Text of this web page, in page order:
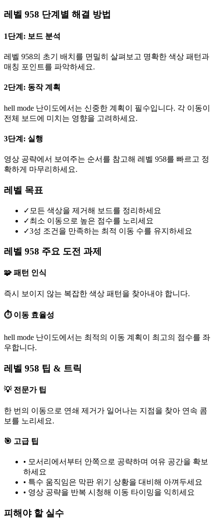
레벨 958 단계별 해결 방법
1단계: 보드 분석
레벨 958의 초기 배치를 면밀히 살펴보고 명확한 색상 패턴과
매칭 포인트를 파악하세요.
2단계: 동작 계획
hell mode 난이도에서는 신중한 계획이 필수입니다. 각 이동이
전체 보드에 미치는 영향을 고려하세요.
3단계: 실행
영상 공략에서 보여주는 순서를 참고해 레벨 958를 빠르고 정
확하게 마무리하세요.
레벨 목표
✓ 모든 색상을 제거해 보드를 정리하세요
✓최소 이동으로 높은 점수를 노리세요
✓3성 조건을 만족하는 최적 이동 수를 유지하세요
레벨 958 주요 도전 과제
🧩 패턴 인식
즉시 보이지 않는 복잡한 색상 패턴을 찾아내야 합니다.
⏱️ 이동 효율성
hell mode 난이도에서는 최적의 이동 계획이 최고의 점수를 좌
우합니다.
레벨 958 팁 & 트릭
💡 전문가 팁
한 번의 이동으로 연쇄 제거가 일어나는 지점을 찾아 연속 콤
보를 노리세요.
🎯 고급 팁
• 모서리에서부터 안쪽으로 공략하며 여유 공간을 확보
하세요
• 특수 움직임은 막판 위기 상황을 대비해 아껴두세요
• 영상 공략을 반복 시청해 이동 타이밍을 익히세요
피해야 할 실수